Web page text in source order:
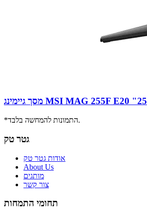
מסך גיימינג MSI MAG 255F E20 "25
*התמונות להמחשה בלבד.
גטר טק
אודות גטר טק
About Us
מותגים
צור קשר
תחומי התמחות